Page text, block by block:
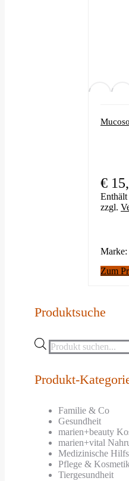
€
zzgl.
Marke:
Zum
Produktsuche
Products
search
Produkt-
Familie & Co
Gesundheit
marien+beauty
marien+vital
Medizinische
Pflege &
Tiergesundheit